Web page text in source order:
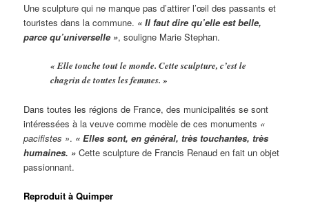
Une sculpture qui ne manque pas d’attirer l’œil des passants et
touristes dans la commune. « Il faut dire qu’elle est belle,
parce qu’universelle », souligne Marie Stephan.
« Elle touche tout le monde. Cette sculpture, c’est le
chagrin de toutes les femmes. »
Dans toutes les régions de France, des municipalités se sont
intéressées à la veuve comme modèle de ces monuments «
pacifistes ». « Elles sont, en général, très touchantes, très
humaines. » Cette sculpture de Francis Renaud en fait un objet
passionnant.
Reproduit à Quimper